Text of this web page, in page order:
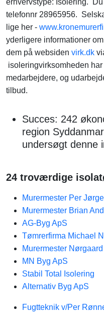
erhvervstype: Isolering.
telefonnr 28965956.
lige her -
yderligere informationer
dem på websiden virk.dk
isoleringvirksomheden
medarbejdere, og
tilbud.
Succes: 242
region
undersøgt denne
24 troværdige
Murermester Per
Murermester Brian
AG-Byg ApS
Tømrerfirma Michael
Murermester Nørgaard
MN Byg ApS
Stabil Total Isolering
Alternativ Byg ApS
Fugtteknik v/Per